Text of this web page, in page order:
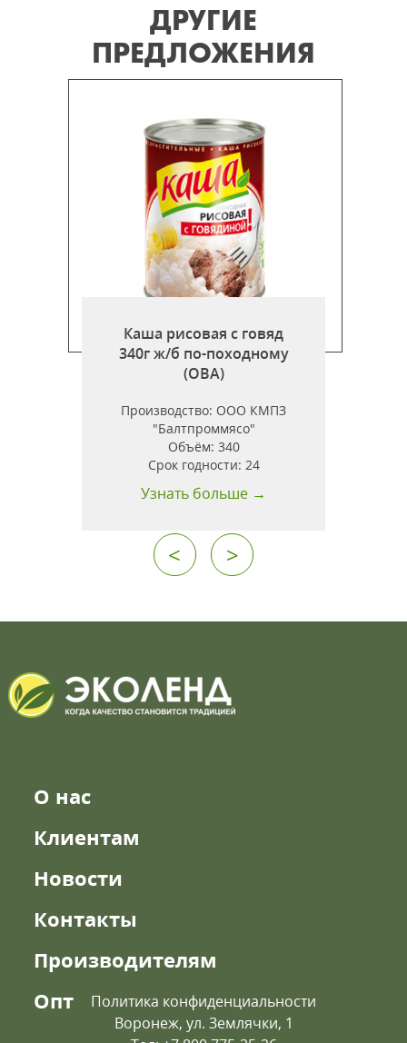
ДРУГИЕ
ПРЕДЛОЖЕНИЯ
Каша рисовая с говяд
340г ж/б по-походному
(ОВА)
Производство: ООО КМПЗ
"Балтпроммясо"
Объём: 340
Срок годности: 24
Узнать больше →
< >
О нас
Клиентам
Новости
Контакты
Производителям
Опт
Политика конфиденциальности
Воронеж, ул. Землячки, 1